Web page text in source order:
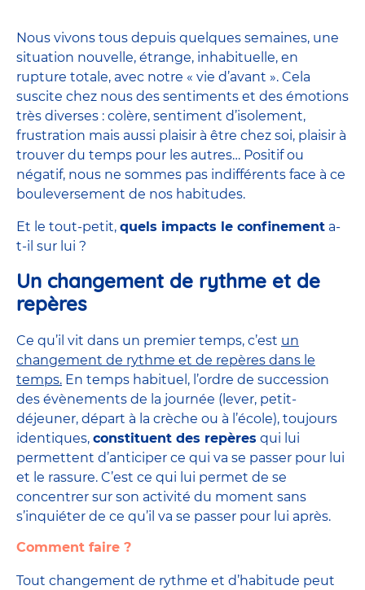
Nous vivons tous depuis quelques semaines, une
situation nouvelle, étrange, inhabituelle, en
rupture totale, avec notre « vie d’avant ». Cela
suscite chez nous des sentiments et des émotions
très diverses : colère, sentiment d’isolement,
frustration mais aussi plaisir à être chez soi, plaisir à
trouver du temps pour les autres… Positif ou
négatif, nous ne sommes pas indifférents face à ce
bouleversement de nos habitudes.
Et le tout-petit, quels impacts le confinement a-
t-il sur lui ?
Un changement de rythme et de
repères
Ce qu’il vit dans un premier temps, c’est un
changement de rythme et de repères dans le
temps. En temps habituel, l’ordre de succession
des évènements de la journée (lever, petit-
déjeuner, départ à la crèche ou à l’école), toujours
identiques, constituent des repères qui lui
permettent d’anticiper ce qui va se passer pour lui
et le rassure. C’est ce qui lui permet de se
concentrer sur son activité du moment sans
s’inquiéter de ce qu’il va se passer pour lui après.
Comment faire ?
Tout changement de rythme et d’habitude peut